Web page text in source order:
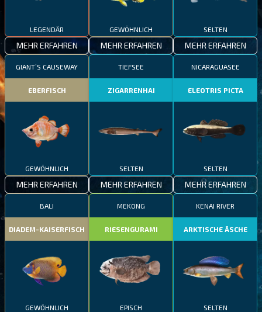
LEGENDÄR
MEHR ERFAHREN
GEWÖHNLICH
MEHR ERFAHREN
SELTEN
MEHR ERFAHREN
GIANT’S CAUSEWAY
EBERFISCH
GEWÖHNLICH
MEHR ERFAHREN
TIEFSEE
ZIGARRENHAI
SELTEN
MEHR ERFAHREN
NICARAGUASEE
ELEOTRIS PICTA
SELTEN
MEHR ERFAHREN
BALI
DIADEM-KAISERFISCH
GEWÖHNLICH
MEKONG
RIESENGURAMI
EPISCH
KENAI RIVER
ARKTISCHE ÄSCHE
SELTEN